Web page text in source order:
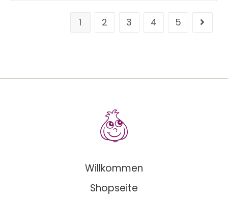
1 2 3 4 5
Willkommen
Shopseite